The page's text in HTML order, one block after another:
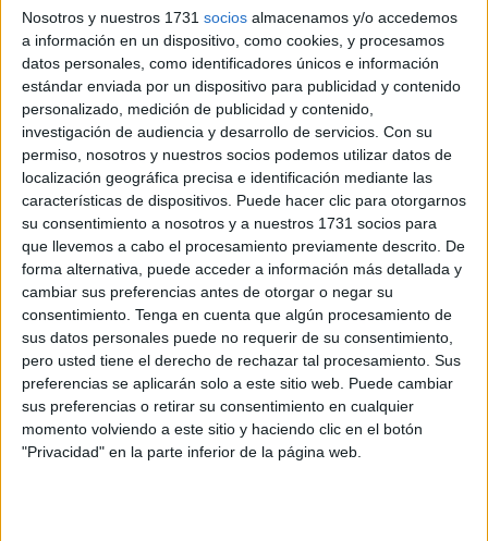
Nosotros y nuestros 1731 socios almacenamos y/o accedemos
a información en un dispositivo, como cookies, y procesamos
datos personales, como identificadores únicos e información
estándar enviada por un dispositivo para publicidad y contenido
personalizado, medición de publicidad y contenido,
investigación de audiencia y desarrollo de servicios. Con su
permiso, nosotros y nuestros socios podemos utilizar datos de
localización geográfica precisa e identificación mediante las
características de dispositivos. Puede hacer clic para otorgarnos
su consentimiento a nosotros y a nuestros 1731 socios para
que llevemos a cabo el procesamiento previamente descrito. De
forma alternativa, puede acceder a información más detallada y
cambiar sus preferencias antes de otorgar o negar su
consentimiento. Tenga en cuenta que algún procesamiento de
sus datos personales puede no requerir de su consentimiento,
pero usted tiene el derecho de rechazar tal procesamiento. Sus
preferencias se aplicarán solo a este sitio web. Puede cambiar
sus preferencias o retirar su consentimiento en cualquier
momento volviendo a este sitio y haciendo clic en el botón
"Privacidad" en la parte inferior de la página web.
personas contactaron con él para poder conseguir una
vivienda de protección oficial. En concreto ha dado los
nombres de 2. Uno abonó 15.000 euros por dos casas y
una mujer dio 6.000 por una.
Unos pagos sin constancia
documental
“Ellos vinieron a mí para que intermediara con Antonio
López”, ha declarado. “Al ser gerente de Emvicesa sabía
que podía conseguir una vivienda”.